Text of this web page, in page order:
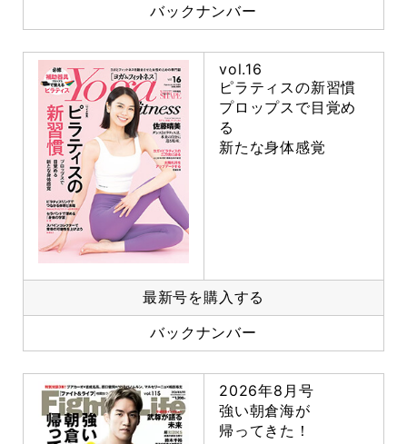
バックナンバー
vol.16
ピラティスの新習慣
プロップスで目覚め
る
新たな身体感覚
最新号を購入する
バックナンバー
2026年8月号
強い朝倉海が
帰ってきた！